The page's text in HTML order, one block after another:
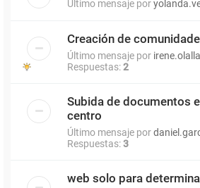
Último mensaje por
Creación de
Último mensaje por irene.olalla
Respuestas:2
Subida de documentos
centro
Último mensaje por
Respuestas:3
web solo para